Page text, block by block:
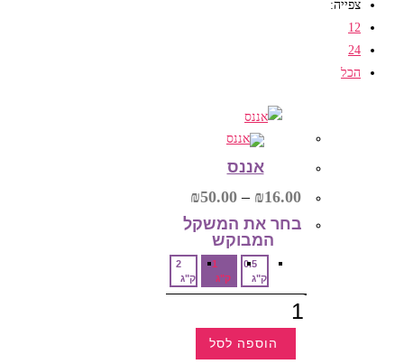
צפייה:
12
24
הכל
אננס
₪16.00
–
₪50.00 טווח
מחירים:
⁦₪50.00⁩
בחר את המשקל
המבוקש‎
0.5
ק"ג
ק"ג
2
ק"ג
כמות
הוספה לסל